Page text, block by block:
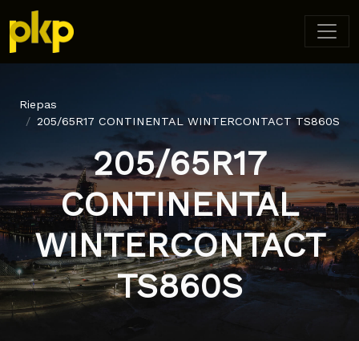
Riepas
205/65R17 CONTINENTAL WINTERCONTACT TS860S
205/65R17
CONTINENTAL
WINTERCONTACT
TS860S